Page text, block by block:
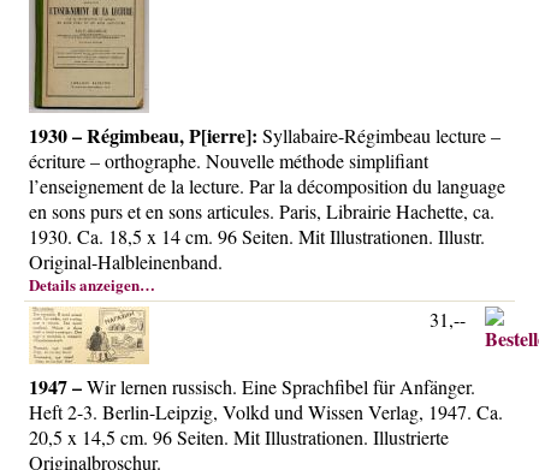
1930 – Régimbeau, P[ierre]: Syllabaire-Régimbeau lecture –
écriture – orthographe. Nouvelle méthode simplifiant
l’enseignement de la lecture. Par la décomposition du language
en sons purs et en sons articules. Paris, Librairie Hachette, ca.
1930. Ca. 18,5 x 14 cm. 96 Seiten. Mit Illustrationen. Illustr.
Original-Halbleinenband.
Details anzeigen…
1947 –Wir lernen russisch. Eine Sprachfibel für Anfänger.
Heft 2-3. Berlin-Leipzig, Volkd und Wissen Verlag, 1947. Ca.
20,5 x 14,5 cm. 96 Seiten. Mit Illustrationen. Illustrierte
Originalbroschur.
31,--